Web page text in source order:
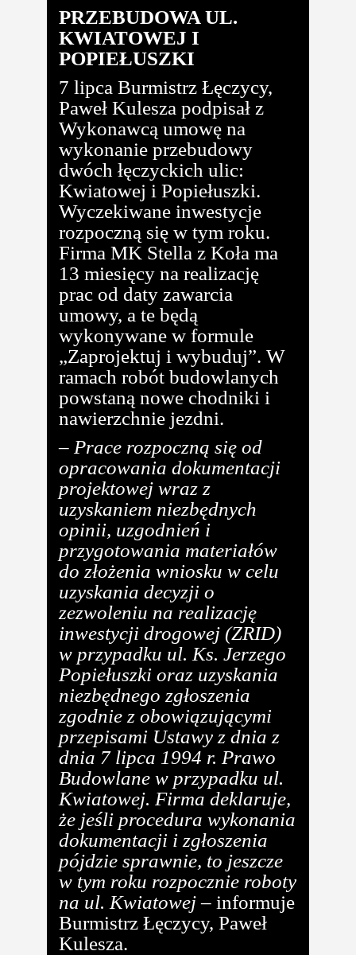
PRZEBUDOWA UL.
KWIATOWEJ I
POPIEŁUSZKI
7 lipca Burmistrz Łęczycy,
Paweł Kulesza podpisał z
Wykonawcą umowę na
wykonanie przebudowy
dwóch łęczyckich ulic:
Kwiatowej i Popiełuszki.
Wyczekiwane inwestycje
rozpoczną się w tym roku.
Firma MK Stella z Koła ma
13 miesięcy na realizację
prac od daty zawarcia
umowy, a te będą
wykonywane w formule
„Zaprojektuj i wybuduj”. W
ramach robót budowlanych
powstaną nowe chodniki i
nawierzchnie jezdni.
– Prace rozpoczną się od
opracowania dokumentacji
projektowej wraz z
uzyskaniem niezbędnych
opinii, uzgodnień i
przygotowania materiałów
do złożenia wniosku w celu
uzyskania decyzji o
zezwoleniu na realizację
inwestycji drogowej (ZRID)
w przypadku ul. Ks. Jerzego
Popiełuszki oraz uzyskania
niezbędnego zgłoszenia
zgodnie z obowiązującymi
przepisami Ustawy z dnia z
dnia 7 lipca 1994 r. Prawo
Budowlane w przypadku ul.
Kwiatowej. Firma deklaruje,
że jeśli procedura wykonania
dokumentacji i zgłoszenia
pójdzie sprawnie, to jeszcze
w tym roku rozpocznie roboty
na ul. Kwiatowej– informuje
Burmistrz Łęczycy, Paweł
Kulesza.